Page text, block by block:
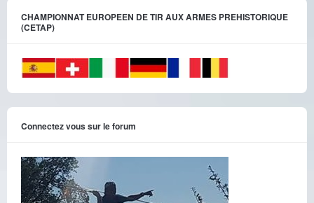
CHAMPIONNAT EUROPEEN DE TIR AUX ARMES PREHISTORIQUE
(CETAP)
Connectez vous sur le forum